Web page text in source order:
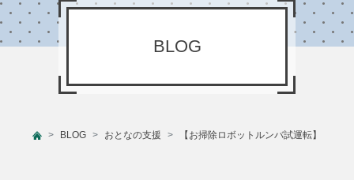
こども/相談支援
新着情報
BLOG
BLOG おとなの支援 【お掃除ロボットルンバ試運転】